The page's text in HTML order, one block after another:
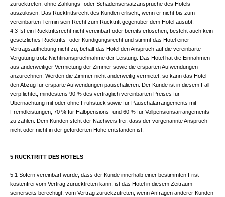
zurücktreten, ohne Zahlungs- oder Schadensersatzansprüche des Hotels
auszulösen. Das Rücktrittsrecht des Kunden erlischt, wenn er nicht bis zum
vereinbarten Termin sein Recht zum Rücktritt gegenüber dem Hotel ausübt.
4.3 Ist ein Rücktrittsrecht nicht vereinbart oder bereits erloschen, besteht auch kein
gesetzliches Rücktritts- oder Kündigungsrecht und stimmt das Hotel einer
Vertragsaufhebung nicht zu, behält das Hotel den Anspruch auf die vereinbarte
Vergütung trotz Nichtinanspruchnahme der Leistung. Das Hotel hat die Einnahmen
aus anderweitiger Vermietung der Zimmer sowie die ersparten Aufwendungen
anzurechnen. Werden die Zimmer nicht anderweitig vermietet, so kann das Hotel
den Abzug für ersparte Aufwendungen pauschalieren. Der Kunde ist in diesem Fall
verpflichtet, mindestens 90 % des vertraglich vereinbarten Preises für
Übernachtung mit oder ohne Frühstück sowie für Pauschalarrangements mit
Fremdleistungen, 70 % für Halbpensions- und 60 % für Vollpensionsarrangements
zu zahlen. Dem Kunden steht der Nachweis frei, dass der vorgenannte Anspruch
nicht oder nicht in der geforderten Höhe entstanden ist.
5 RÜCKTRITT DES HOTELS
5.1 Sofern vereinbart wurde, dass der Kunde innerhalb einer bestimmten Frist
kostenfrei vom Vertrag zurücktreten kann, ist das Hotel in diesem Zeitraum
seinerseits berechtigt, vom Vertrag zurückzutreten, wenn Anfragen anderer Kunden